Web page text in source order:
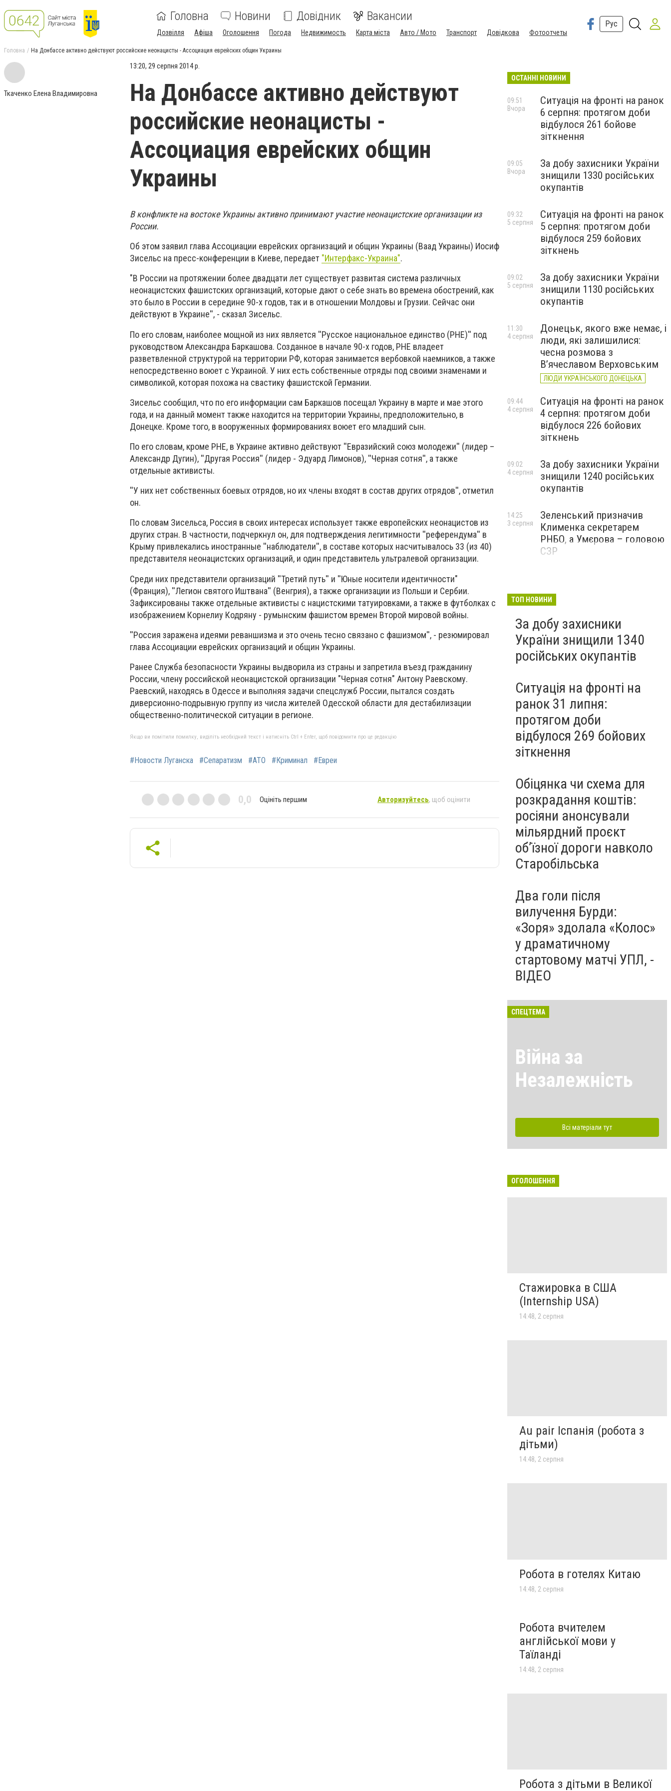
Головна Новини Довідник Вакансии
Дозвілля Афіша Оголошення Погода Недвижимость Карта міста Авто / Мото Транспорт Довідкова Фотоотчеты
Рус
Головна На Донбассе активно действуют российские неонацисты - Ассоциация еврейских общин Украины
Ткаченко Елена Владимировна
13:20, 29 серпня 2014 р.
На Донбассе активно действуют
российские неонацисты -
Ассоциация еврейских общин
Украины
В конфликте на востоке Украины активно принимают участие неонацистские организации из
России.
Об этом заявил глава Ассоциации еврейских организаций и общин Украины (Ваад Украины) Иосиф
Зисельс на пресс-конференции в Киеве, передает "Интерфакс-Украина".
"В России на протяжении более двадцати лет существует развитая система различных
неонацистских фашистских организаций, которые дают о себе знать во времена обострений, как
это было в России в середине 90-х годов, так и в отношении Молдовы и Грузии. Сейчас они
действуют в Украине'', - сказал Зисельс.
По его словам, наиболее мощной из них является ''Русское национальное единство (РНЕ)'' под
руководством Александра Баркашова. Созданное в начале 90-х годов, РНЕ владеет
разветвленной структурой на территории РФ, которая занимается вербовкой наемников, а также
непосредственно воюет с Украиной. У них есть собственные отряды под своими знаменами и
символикой, которая похожа на свастику фашистской Германии.
Зисельс сообщил, что по его информации сам Баркашов посещал Украину в марте и мае этого
года, и на данный момент также находится на территории Украины, предположительно, в
Донецке. Кроме того, в вооруженных формированиях воюет его младший сын.
По его словам, кроме РНЕ, в Украине активно действуют ''Евразийский союз молодежи'' (лидер –
Александр Дугин), ''Другая Россия'' (лидер - Эдуард Лимонов), ''Черная сотня'', а также
отдельные активисты.
''У них нет собственных боевых отрядов, но их члены входят в состав других отрядов'', отметил
он.
По словам Зисельса, Россия в своих интересах использует также европейских неонацистов из
других стран. В частности, подчеркнул он, для подтверждения легитимности ''референдума'' в
Крыму привлекались иностранные ''наблюдатели'', в составе которых насчитывалось 33 (из 40)
представителя неонацистских организаций, и один представитель ультралевой организации.
Среди них представители организаций ''Третий путь'' и ''Юные носители идентичности"
(Франция), ''Легион святого Иштвана'' (Венгрия), а также организации из Польши и Сербии.
Зафиксированы также отдельные активисты с нацистскими татуировками, а также в футболках с
изображением Корнелиу Кодряну - румынским фашистом времен Второй мировой войны.
''Россия заражена идеями реваншизма и это очень тесно связано с фашизмом'', - резюмировал
глава Ассоциации еврейских организаций и общин Украины.
Ранее Служба безопасности Украины выдворила из страны и запретила въезд гражданину
России, члену российской неонацистской организации "Черная сотня" Антону Раевскому.
Раевский, находясь в Одессе и выполняя задачи спецслужб России, пытался создать
диверсионно-подрывную группу из числа жителей Одесской области для дестабилизации
общественно-политической ситуации в регионе.
Якщо ви помітили помилку, виділіть необхідний текст і натисніть Ctrl + Enter, щоб повідомити про це редакцію
#Новости Луганска #Сепаратизм #АТО #Криминал #Евреи
0,0 Оцініть першим Авторизуйтесь, щоб оцінити
ОСТАННІ НОВИНИ
Ситуація на фронті на ранок
6 серпня: протягом доби
відбулося 261 бойове
зіткнення
09:51
Вчора
За добу захисники України
знищили 1330 російських
окупантів
09:05
Вчора
Ситуація на фронті на ранок
5 серпня: протягом доби
відбулося 259 бойових
зіткнень
09:32
5 серпня
За добу захисники України
знищили 1130 російських
окупантів
09:02
5 серпня
Донецьк, якого вже немає, і
люди, які залишилися:
чесна розмова з
В’ячеславом Верховським
ЛЮДИ УКРАЇНСЬКОГО ДОНЕЦЬКА
11:30
4 серпня
Ситуація на фронті на ранок
4 серпня: протягом доби
відбулося 226 бойових
зіткнень
09:44
4 серпня
За добу захисники України
знищили 1240 російських
окупантів
09:02
4 серпня
Зеленський призначив
Клименка секретарем
РНБО, а Умєрова – головою
СЗР
14:25
3 серпня
ТОП НОВИНИ
За добу захисники
України знищили 1340
російських окупантів
Ситуація на фронті на
ранок 31 липня:
протягом доби
відбулося 269 бойових
зіткнення
Обіцянка чи схема для
розкрадання коштів:
росіяни анонсували
мільярдний проєкт
об’їзної дороги навколо
Старобільська
Два голи після
вилучення Бурди:
«Зоря» здолала «Колос»
у драматичному
стартовому матчі УПЛ, -
ВІДЕО
СПЕЦТЕМА
Війна за
Незалежність
Всі матеріали тут
ОГОЛОШЕННЯ
Стажировка в США
(Internship USA)
14:48, 2 серпня
Au pair Іспанія (робота з
дітьми)
14:48, 2 серпня
Робота в готелях Китаю
14:48, 2 серпня
Робота вчителем
англійської мови у
Таїланді
14:48, 2 серпня
Робота з дітьми в Великої